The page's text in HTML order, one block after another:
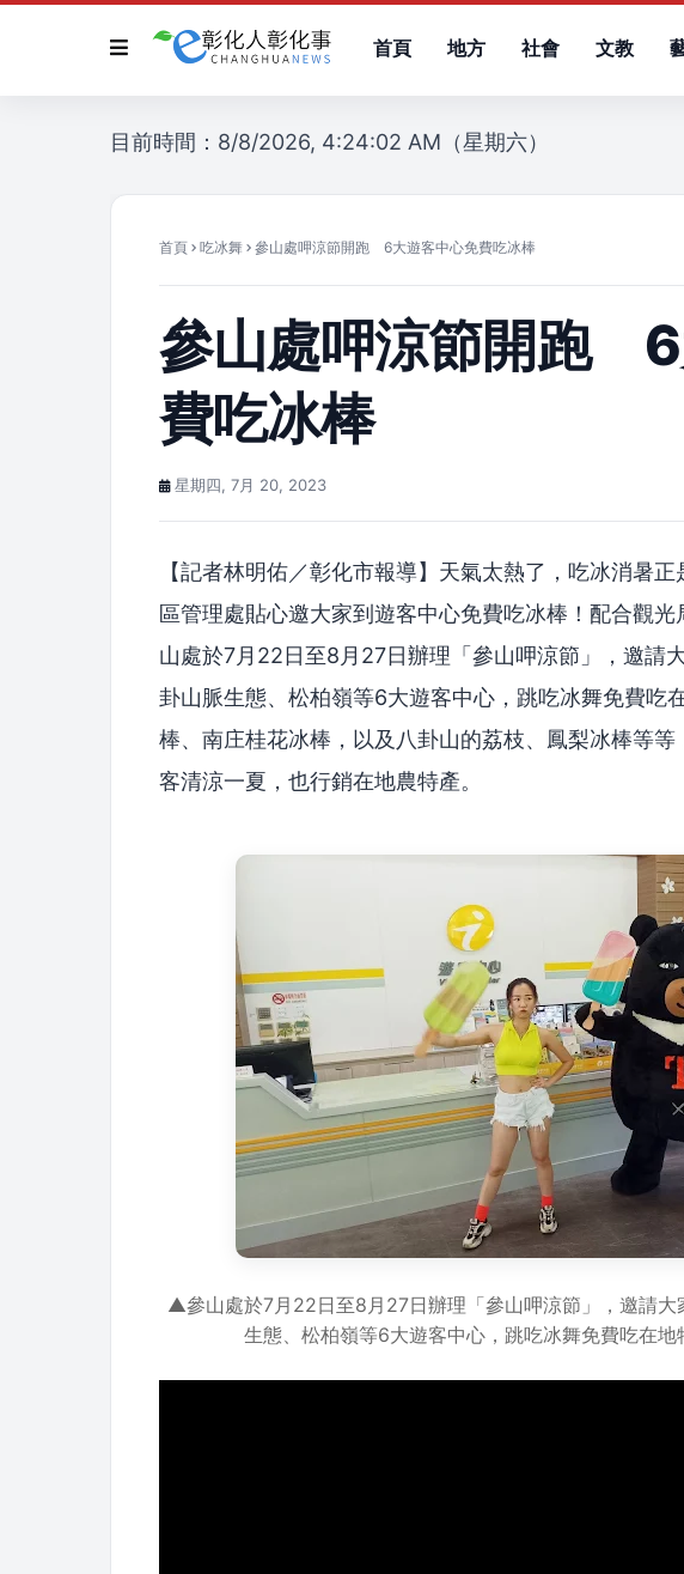
首頁 地方 社會 文教
目前時間：8/8/2026, 4:24:02 AM（星期六）
首頁 吃冰舞 參山處呷涼節開跑 6大遊客中心免費吃冰棒
參山處呷涼節開跑 6
費吃冰棒
星期四, 7月 20, 2023
【記者林明佑／彰化市報導】天氣太熱了，吃冰消暑
區管理處貼心邀大家到遊客中心免費吃冰棒！配合觀
山處於7月22日至8月27日辦理「參山呷涼節」，邀請
卦山脈生態、松柏嶺等6大遊客中心，跳吃冰舞免費吃
棒、南庄桂花冰棒，以及八卦山的荔枝、鳳梨冰棒等
客清涼一夏，也行銷在地農特產。
▲參山處於7月22日至8月27日辦理「參山呷涼節」，邀請大
生態、松柏嶺等6大遊客中心，跳吃冰舞免費吃在地